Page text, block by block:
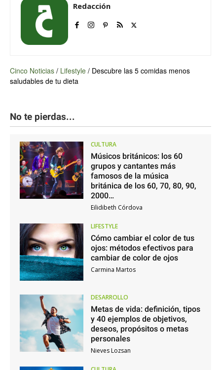
Redacción
Cinco Noticias / Lifestyle / Descubre las 5 comidas menos
saludables de tu dieta
No te pierdas...
CULTURA
Músicos británicos: los 60
grupos y cantantes más
famosos de la música
británica de los 60, 70, 80, 90,
2000…
Eilidibeth Córdova
LIFESTYLE
Cómo cambiar el color de tus
ojos: métodos efectivos para
cambiar de color de ojos
Carmina Martos
DESARROLLO
Metas de vida: definición, tipos
y 40 ejemplos de objetivos,
deseos, propósitos o metas
personales
Nieves Lozsan